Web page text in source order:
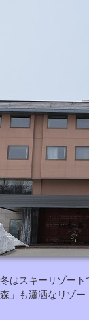
はスキーリゾー
」も瀟洒なリゾ